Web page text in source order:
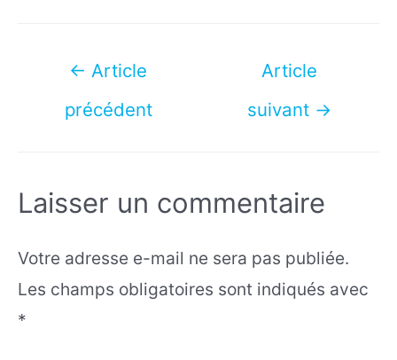
Navigation
l’article
← Article
précédent
Article
suivant →
Laisser un commentaire
Votre adresse e-mail ne sera pas publiée.
Les champs obligatoires sont indiqués avec
*